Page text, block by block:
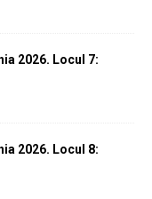
2026. Locul 7:
2026. Locul 8: